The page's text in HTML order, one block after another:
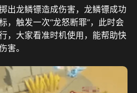
出龙鳞镖造成伤害，龙鳞镖成功
，触发一次“龙怒断罪”，此时会
，大家看准时机使用，能帮助快
害。